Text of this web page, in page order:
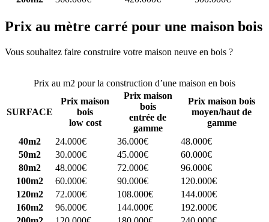
Prix au mètre carré pour une maison bois
Vous souhaitez faire construire votre maison neuve en bois ?
Prix au m2 pour la construction d’une maison en bois
SURFACE
Prix maison
bois
low cost
Prix maison
bois
entrée de
gamme
Prix maison bois
moyen/haut de
gamme
40m2
24.000€ 36.000€
48.000€
50m2
30.000€ 45.000€
60.000€
80m2
48.000€ 72.000€
96.000€
100m2
60.000€ 90.000€
120.000€
120m2
72.000€ 108.000€
144.000€
160m2
96.000€ 144.000€
192.000€